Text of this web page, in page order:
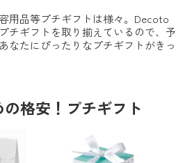
用品等プチギフトは様々。Decoto
チギフトを取り揃えているので、予
なたにぴったりなプチギフトがきっ
格安！プチギフト